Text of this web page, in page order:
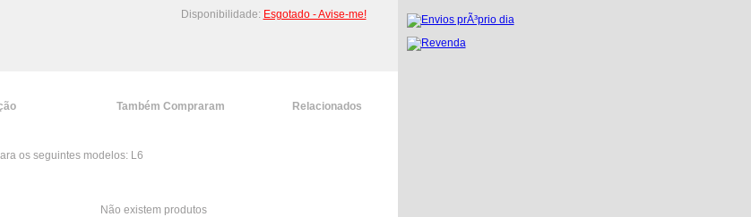
Disponibilidade: Esgotado - Avise-me!
Também Compraram Relacionados
os seguintes modelos: L6
Não existem produtos